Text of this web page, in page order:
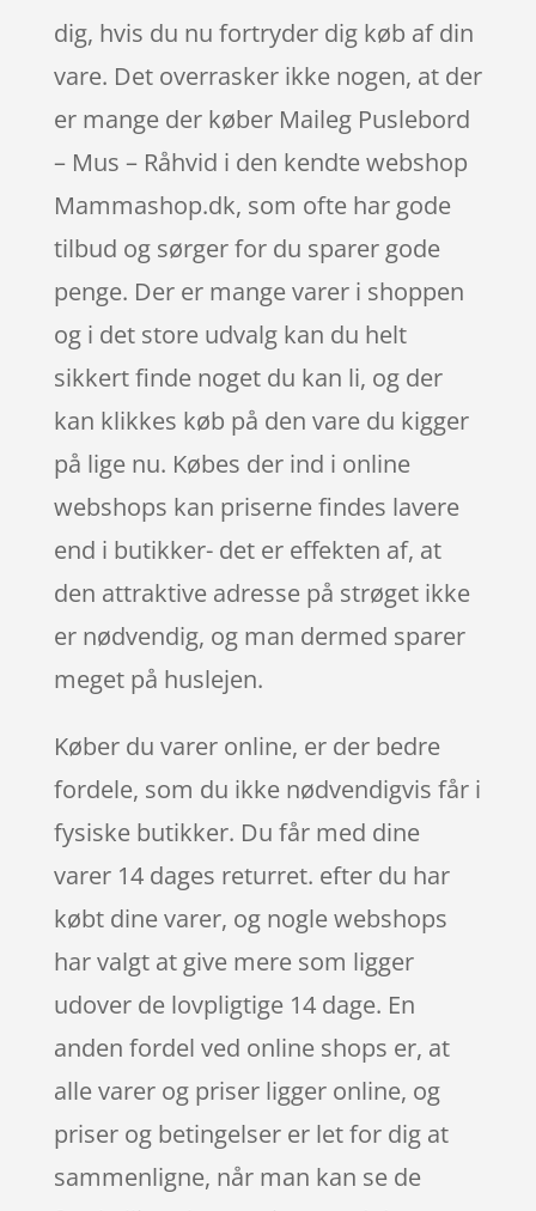
dig, hvis du nu fortryder dig køb af din
vare. Det overrasker ikke nogen, at der
er mange der køber Maileg Puslebord
– Mus – Råhvid i den kendte webshop
Mammashop.dk, som ofte har gode
tilbud og sørger for du sparer gode
penge. Der er mange varer i shoppen
og i det store udvalg kan du helt
sikkert finde noget du kan li, og der
kan klikkes køb på den vare du kigger
på lige nu. Købes der ind i online
webshops kan priserne findes lavere
end i butikker- det er effekten af, at
den attraktive adresse på strøget ikke
er nødvendig, og man dermed sparer
meget på huslejen.
Køber du varer online, er der bedre
fordele, som du ikke nødvendigvis får i
fysiske butikker. Du får med dine
varer 14 dages returret. efter du har
købt dine varer, og nogle webshops
har valgt at give mere som ligger
udover de lovpligtige 14 dage. En
anden fordel ved online shops er, at
alle varer og priser ligger online, og
priser og betingelser er let for dig at
sammenligne, når man kan se de